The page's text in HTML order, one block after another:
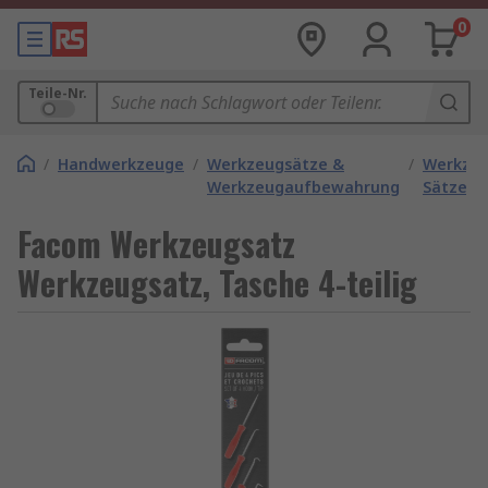
0
Teile-Nr.
/ Handwerkzeuge / Werkzeugsätze &
Werkzeugaufbewahrung
/
Sätze
Facom Werkzeugsatz
Werkzeugsatz, Tasche 4-teilig